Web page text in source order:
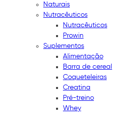
Naturais
Nutracêuticos
Nutracêuticos
Prowin
Suplementos
Alimentação
Barra de cereal
Coqueteleiras
Creatina
Pré-treino
Whey